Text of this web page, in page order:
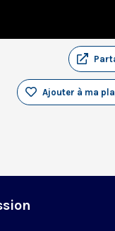
Ajouter à ma